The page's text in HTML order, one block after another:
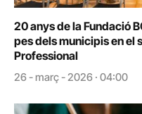
20 anys de la Fundació
pes dels municipis en el
Professional
26 - març - 2026 · 04:00